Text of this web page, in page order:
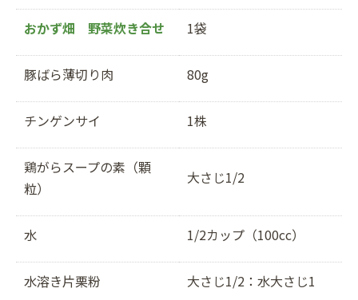
おかず畑 野菜炊き合せ
1袋
豚ばら薄切り肉 80g
チンゲンサイ 1株
鶏がらスープの素（顆
粒）
大さじ1/2
水 1/2カップ（100cc）
水溶き片栗粉 大さじ1/2：水大さじ1